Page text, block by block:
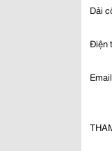
Dải
Điện